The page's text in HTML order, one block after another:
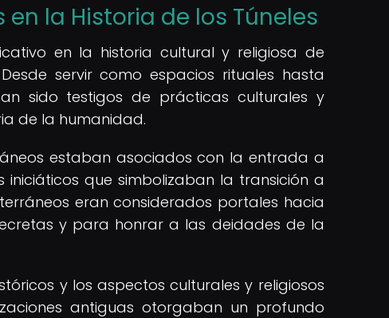
la Historia de los Túneles
en la historia cultural y religiosa de
servir como espacios rituales hasta
sido testigos de prácticas culturales y
de la humanidad.
estaban asociados con la entrada a
que simbolizaban la transición a
eran considerados portales hacia
y para honrar a las deidades de la
y los aspectos culturales y religiosos
antiguas otorgaban un profundo